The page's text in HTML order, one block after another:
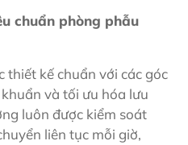
chuẩn phòng phẫu
thiết kế chuẩn với các góc
và tối ưu hóa lưu
luôn được kiểm soát
liên tục mỗi giờ,